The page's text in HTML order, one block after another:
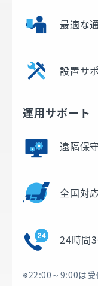
最適な
設置サ
運用サポート
遠隔保
全国対
24時間
※22:00～9:00は受